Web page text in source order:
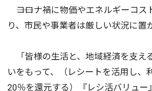
――コロナ禍に物価やエネルギーコス
り、市民や事業者は厳しい状況に置
「皆様の生活と、地域経済を支え
いをもって、（レシートを活用し、
20％を還元する）『レシ活バリュー